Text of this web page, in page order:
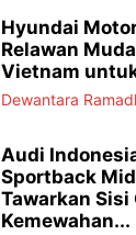
Hyundai
Relawan
Vietnam
Dewantara
Audi
Sportback
Tawarkan Sisi
Kemewahan...